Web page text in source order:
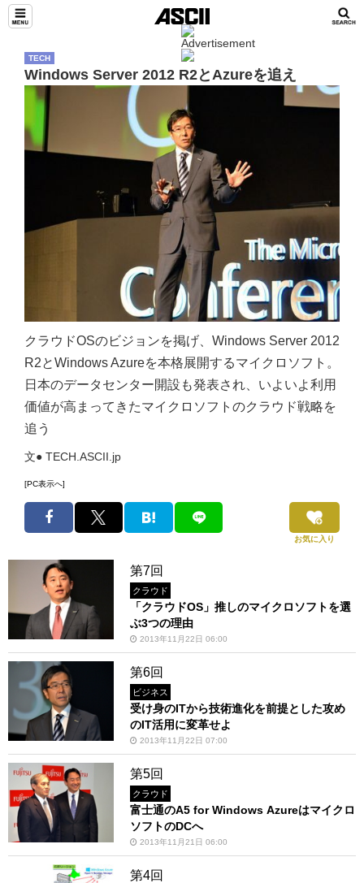
TECH
Windows Server 2012 R2とAzureを追え
クラウドOSのビジョンを掲げ、Windows Server 2012
R2とWindows Azureを本格展開するマイクロソフト。
日本のデータセンター開設も発表され、いよいよ利用
価値が高まってきたマイクロソフトのクラウド戦略を
追う
文● TECH.ASCII.jp
[PC表示へ]
お気に入り
第7回
クラウド
「クラウドOS」推しのマイクロソフトを選
ぶ3つの理由
2013年11月22日 06:00
第6回
ビジネス
受け身のITから技術進化を前提とした攻め
のIT活用に変革せよ
2013年11月22日 07:00
第5回
クラウド
富士通のA5 for Windows Azureはマイクロ
ソフトのDCへ
2013年11月21日 06:00
第4回